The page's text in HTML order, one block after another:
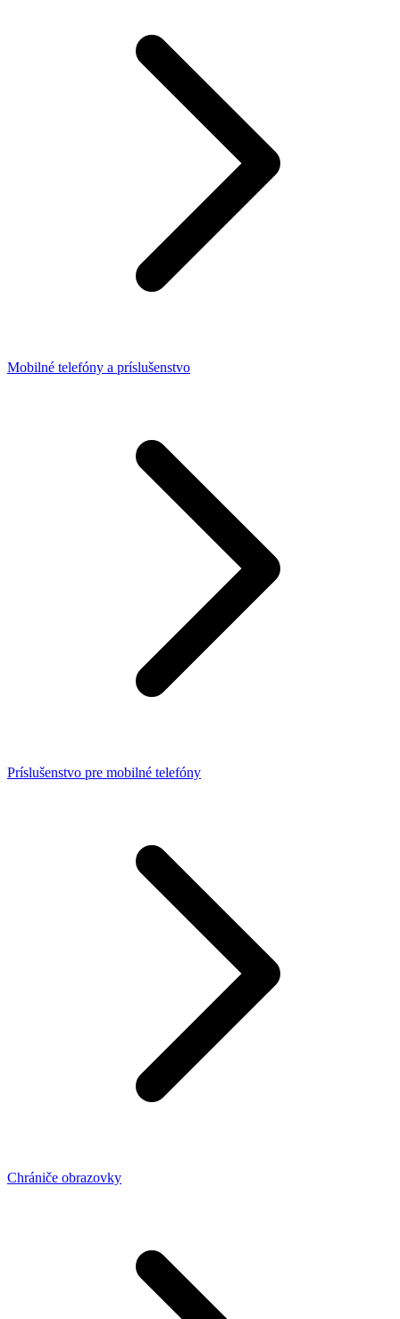
Mobilné telefóny a príslušenstvo
Príslušenstvo pre mobilné telefóny
Chrániče obrazovky